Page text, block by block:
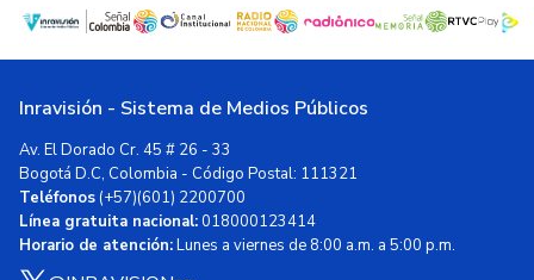
Inravisión - Sistema de Medios Públicos
Av. El Dorado Cr. 45 # 26 - 33
Bogotá D.C, Colombia - Código Postal: 111321
Teléfonos(+57)(601) 2200700
Línea gratuita nacional:018000123414
Horario de atención:Lunes a viernes de 8:00 a.m. a 5:00 p.m.